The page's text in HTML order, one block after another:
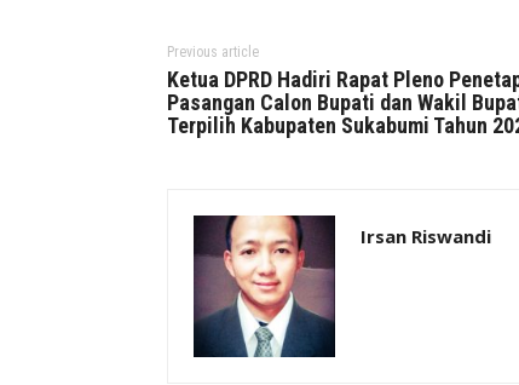
Previous article
Ketua DPRD Hadiri Rapat Pleno
Pasangan Calon Bupati dan Wakil
Terpilih Kabupaten Sukabumi Tahun
Irsan Riswandi